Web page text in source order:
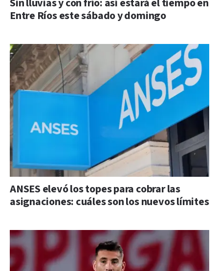
Sin lluvias y con frío: así estará el tiempo en
Entre Ríos este sábado y domingo
ANSES elevó los topes para cobrar las
asignaciones: cuáles son los nuevos límites